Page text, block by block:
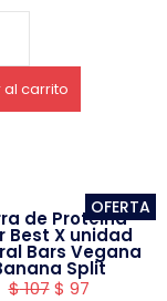
al carrito
OFERTA
de Proteina
Best X unidad
Bars Vegana
Split
$107 $ 97